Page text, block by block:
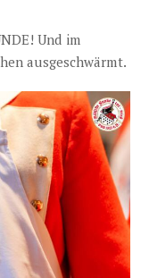
Und im
ausgeschwärmt.